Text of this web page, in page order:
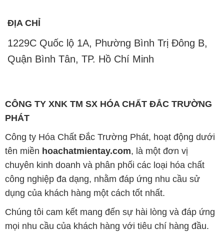
ĐỊA CHỈ
1229C Quốc lộ 1A, Phường Bình Trị Đông B,
Quận Bình Tân, TP. Hồ Chí Minh
CÔNG TY XNK TM SX HÓA CHẤT ĐẮC TRƯỜNG
PHÁT
Công ty Hóa Chất Đắc Trường Phát, hoạt động dưới
tên miền hoachatmientay.com, là một đơn vị
chuyên kinh doanh và phân phối các loại hóa chất
công nghiệp đa dạng, nhằm đáp ứng nhu cầu sử
dụng của khách hàng một cách tốt nhất.
Chúng tôi cam kết mang đến sự hài lòng và đáp ứng
mọi nhu cầu của khách hàng với tiêu chí hàng đầu.